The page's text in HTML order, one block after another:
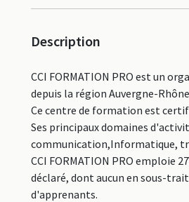
Description
CCI FORMATION PRO est un
depuis la région Auvergne-
Ce centre de formation est
Ses principaux domaines
communication,Informatique,
CCI FORMATION PRO emploie
déclaré, dont aucun en sous-
d'apprenants.